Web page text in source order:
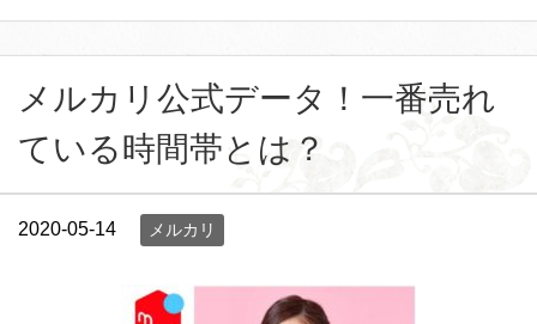
メルカリ公式データ！一番売れ
ている時間帯とは？
2020-05-14 メルカリ